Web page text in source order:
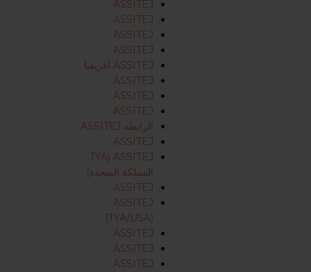
ASSITEJ
ASSITEJ
ASSITEJ
ASSITEJ
ASSITEJ أفريقيا
ASSITEJ
ASSITEJ
ASSITEJ
الرابطة ASSITEJ
ASSITEJ
ASSITEJ (TYA
المملكة المتحدة)
ASSITEJ
ASSITEJ
(TYA/USA)
ASSITEJ
ASSITEJ
ASSITEJ